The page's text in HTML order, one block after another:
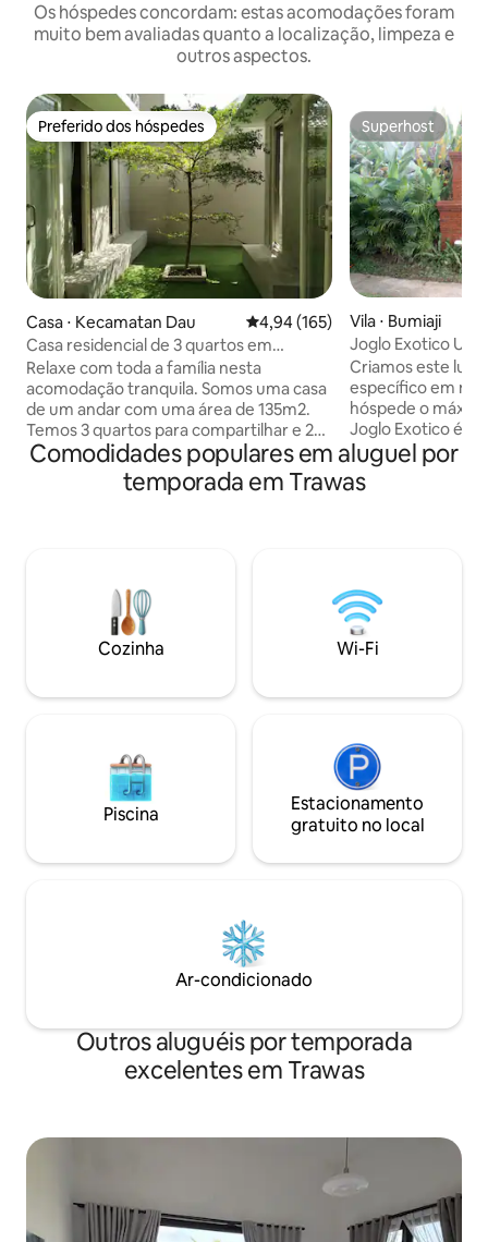
Os hóspedes concordam: estas acomodações foram
muito bem avaliadas quanto a localização, limpeza e
outros aspectos.
Preferido dos hóspedes
Preferido dos hóspedes
Casa ⋅ Kecamatan Dau 4,94 de uma avaliação média de
4,94 (165)
Casa residencial de 3 quartos em
Austinville com quintal.
Relaxe com toda a família nesta
acomodação tranquila. Somos uma casa
de um andar com uma área de 135m2.
Temos 3 quartos para compartilhar e 2
banheiros e um belo quintal para
no local residencial de Austinville,
shopping elpico, e 7 minutos para o
centro da cidade de Malang. Entre em
contato com nosso IG no nome de
usuário: austinville.bnb16
Superhost
Superhost
Vila ⋅ Bumiaji
Joglo Exotico Um lugar único e
maravilhoso
Criamos este
específico em
hóspede o
Joglo Exotico é
romântico.
querem nada
total (sem
barulhentos) As
paisagens e
e luxuoso O
Comodidades populares em aluguel por
temporada em Trawas
Cozinha Wi-Fi
Piscina
Estacionamento
gratuito no local
Ar-condicionado
Outros aluguéis por temporada
excelentes em Trawas